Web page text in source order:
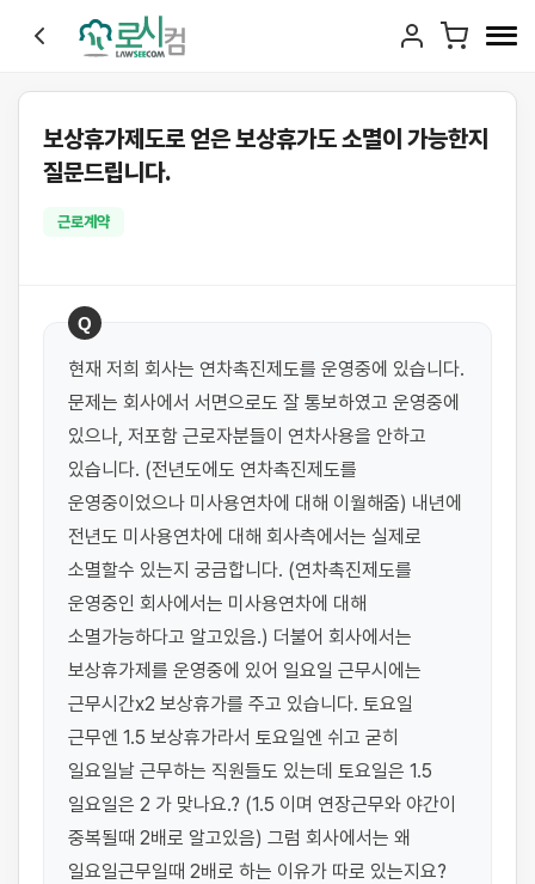
보상휴가제도로 얻은 보상휴가도 소멸이 가능한지
질문드립니다.
근로계약
Q
현재 저희 회사는 연차촉진제도를 운영중에 있습니다.
문제는 회사에서 서면으로도 잘 통보하였고 운영중에
있으나, 저포함 근로자분들이 연차사용을 안하고
있습니다. (전년도에도 연차촉진제도를
운영중이었으나 미사용연차에 대해 이월해줌) 내년에
전년도 미사용연차에 대해 회사측에서는 실제로
소멸할수 있는지 궁금합니다. (연차촉진제도를
운영중인 회사에서는 미사용연차에 대해
소멸가능하다고 알고있음.) 더불어 회사에서는
보상휴가제를 운영중에 있어 일요일 근무시에는
근무시간x2 보상휴가를 주고 있습니다. 토요일
근무엔 1.5 보상휴가라서 토요일엔 쉬고 굳히
일요일날 근무하는 직원들도 있는데 토요일은 1.5
일요일은 2 가 맞나요.? (1.5 이며 연장근무와 야간이
중복될때 2배로 알고있음) 그럼 회사에서는 왜
일요일근무일때 2배로 하는 이유가 따로 있는지요?